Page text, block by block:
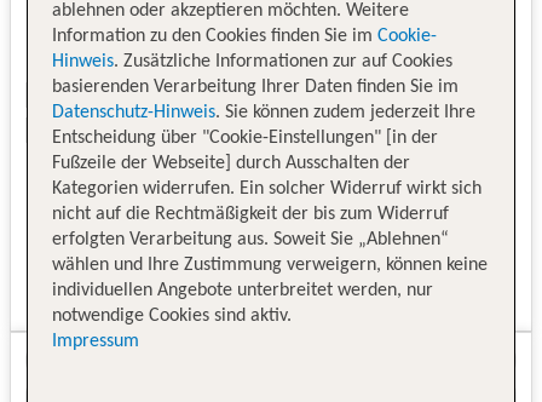
ablehnen oder akzeptieren möchten. Weitere
Information zu den Cookies finden Sie im Cookie-
Hinweis. Zusätzliche Informationen zur auf Cookies
basierenden Verarbeitung Ihrer Daten finden Sie im
Datenschutz-Hinweis. Sie können zudem jederzeit Ihre
Entscheidung über "Cookie-Einstellungen" [in der
Fußzeile der Webseite] durch Ausschalten der
Kategorien widerrufen. Ein solcher Widerruf wirkt sich
nicht auf die Rechtmäßigkeit der bis zum Widerruf
erfolgten Verarbeitung aus. Soweit Sie „Ablehnen“
wählen und Ihre Zustimmung verweigern, können keine
individuellen Angebote unterbreitet werden, nur
notwendige Cookies sind aktiv.
Impressum